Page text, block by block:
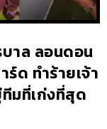
าล ลอนดอน
ด ทำร้ายเจ้า
มที่เก่งที่สุด